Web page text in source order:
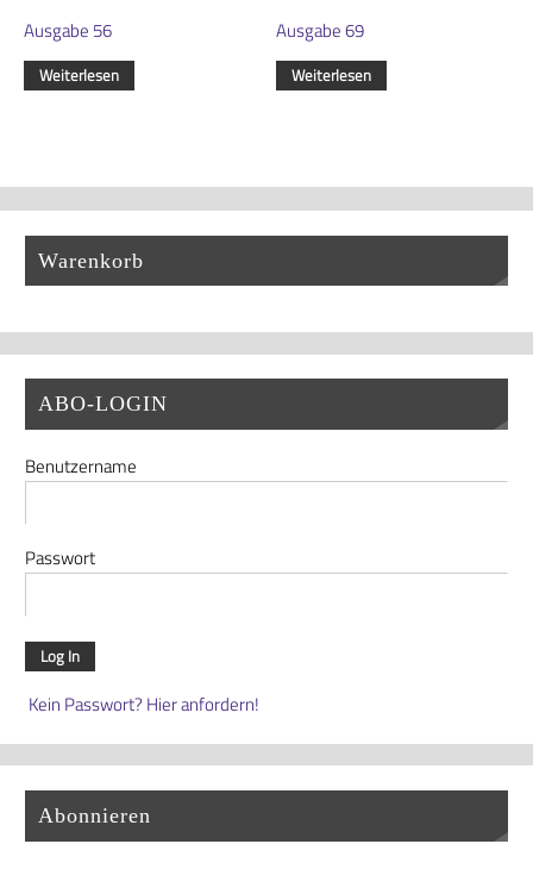
Ausgabe 56
Weiterlesen
Ausgabe 69
Weiterlesen
Warenkorb
ABO-LOGIN
Benutzername
Passwort
Kein Passwort? Hier anfordern!
Abonnieren